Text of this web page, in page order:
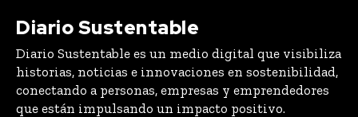
Diario Sustentable
Diario Sustentable es un medio digital que visibiliza
historias, noticias e innovaciones en sostenibilidad,
conectando a personas, empresas y emprendedores
que están impulsando un impacto positivo.